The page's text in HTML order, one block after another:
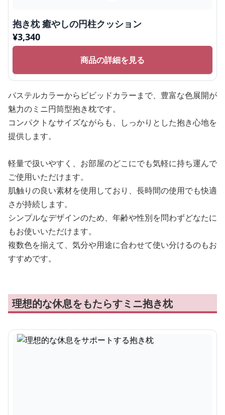
抱き枕 癒やしの円柱クッション
¥3,340
商品の詳細を見る
パステルカラーからビビッドカラーまで、豊富な色展開が
魅力のミニ円筒型抱き枕です。
コンパクトなサイズながらも、しっかりとした抱き心地を
提供します。
軽量で扱いやすく、お部屋のどこにでも気軽に持ち運んで
ご使用いただけます。
肌触りの良い素材を使用しており、長時間の使用でも快適
さが持続します。
シンプルなデザインのため、年齢や性別を問わずどなたに
もお使いいただけます。
複数色を揃えて、気分や用途に合わせて使い分けるのもお
すすめです。
理想的な休息をもたらすミニ抱き枕